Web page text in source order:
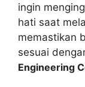
ingin
hati saat
memastikan
sesuai
Engineering